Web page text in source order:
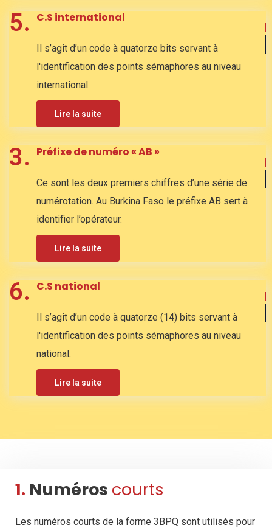
5. C.S international
Il s’agit d’un code à quatorze bits servant à
l'identification des points sémaphores au niveau
international.
Lire la suite
3. Préfixe de numéro « AB »
Ce sont les deux premiers chiffres d’une série de
numérotation. Au Burkina Faso le préfixe AB sert à
identifier l’opérateur.
Lire la suite
6. C.S national
Il s’agit d’un code à quatorze (14) bits servant à
l'identification des points sémaphores au niveau
national.
Lire la suite
1. Numéros courts
Les numéros courts de la forme 3BPQ sont utilisés pour